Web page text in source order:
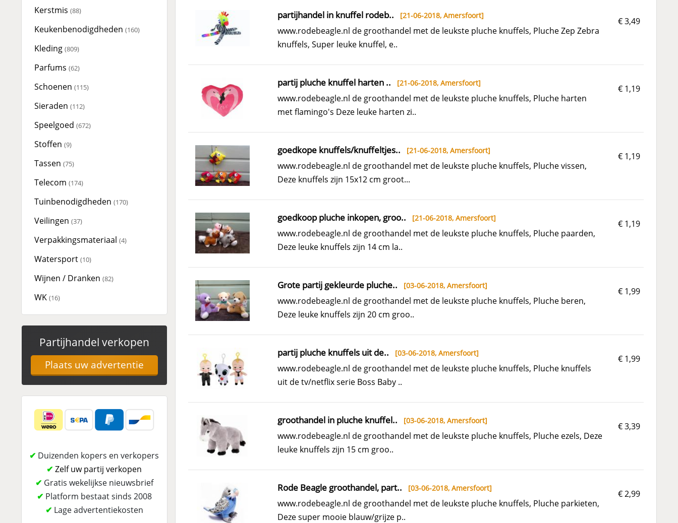
Kerstmis (88)
Keukenbenodigdheden (160)
Kleding (809)
Parfums (62)
Schoenen (115)
Sieraden (112)
Speelgoed (672)
Stoffen (9)
Tassen (75)
Telecom (174)
Tuinbenodigdheden (170)
Veilingen (37)
Verpakkingsmateriaal (4)
Watersport (10)
Wijnen / Dranken (82)
WK (16)
Partijhandel verkopen
Plaats uw advertentie
✔ Duizenden kopers en verkopers
✔ Zelf uw partij verkopen
✔ Gratis wekelijkse nieuwsbrief
✔ Platform bestaat sinds 2008
✔ Lage advertentiekosten
€ 3,49
partijhandel in knuffel rodeb.. [21-06-2018,Amersfoort]
www.rodebeagle.nl de groothandel met de leukste pluche knuffels, Pluche Zep Zebra
knuffels, Super leuke knuffel, e..
€ 1,19
partij pluche knuffel harten .. [21-06-2018,Amersfoort]
www.rodebeagle.nl de groothandel met de leukste pluche knuffels, Pluche harten
met flamingo's Deze leuke harten zi..
€ 1,19
goedkope knuffels/knuffeltjes.. [21-06-2018,Amersfoort]
www.rodebeagle.nl de groothandel met de leukste pluche knuffels, Pluche vissen,
Deze knuffels zijn 15x12 cm groot...
€ 1,19
goedkoop pluche inkopen, groo.. [21-06-2018,Amersfoort]
www.rodebeagle.nl de groothandel met de leukste pluche knuffels, Pluche paarden,
Deze leuke knuffels zijn 14 cm la..
€ 1,99
Grote partij gekleurde pluche.. [03-06-2018,Amersfoort]
www.rodebeagle.nl de groothandel met de leukste pluche knuffels, Pluche beren,
Deze leuke knuffels zijn 20 cm groo..
€ 1,99
partij pluche knuffels uit de.. [03-06-2018,Amersfoort]
www.rodebeagle.nl de groothandel met de leukste pluche knuffels, Pluche knuffels
uit de tv/netflix serie Boss Baby ..
€ 3,39
groothandel in pluche knuffel.. [03-06-2018,Amersfoort]
www.rodebeagle.nl de groothandel met de leukste pluche knuffels, Pluche ezels, Deze
leuke knuffels zijn 15 cm groo..
€ 2,99
Rode Beagle groothandel, part.. [03-06-2018,Amersfoort]
www.rodebeagle.nl de groothandel met de leukste pluche knuffels, Pluche parkieten,
Deze super mooie blauw/grijze p..